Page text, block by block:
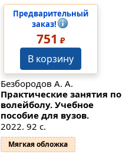
Предварительный
заказ!
751 ₽
В корзину
Безбородов А. А.
Практические занятия по
волейболу. Учебное
пособие для вузов.
2022. 92 с.
Мягкая обложка